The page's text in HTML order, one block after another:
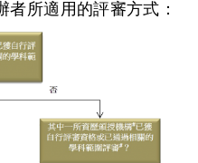
所適用的評審方式：